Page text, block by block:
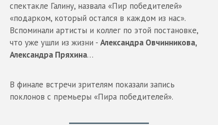
спектакле Галину, назвала «Пир победителей»
«подарком, который остался в каждом из нас».
Вспоминали артисты и коллег по этой постановке,
что уже ушли из жизни - Александра Овчинникова,
Александра Пряхина…
В финале встречи зрителям показали запись
поклонов с премьеры «Пира победителей».